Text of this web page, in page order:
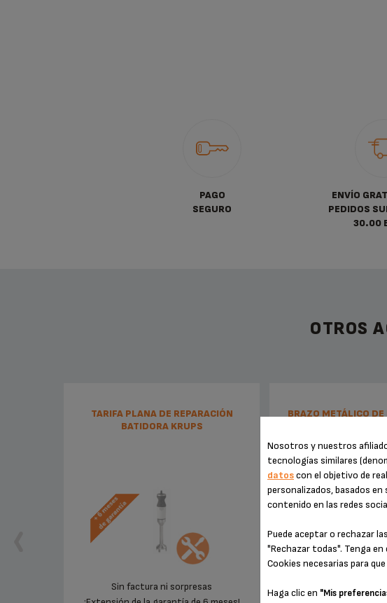
PAGO
SEGURO
ENVÍO
PEDIDOS
30.00
OTROS
TARIFA PLANA DE REPARACIÓN
BATIDORA KRUPS
Sin factura ni sorpresas
BRAZO METÁLICO
Ideal para preparar
Nosotros y nuestros
tecnologías similares
datoscon el objetivo de
personalizados, basados
contenido en las redes
Puede aceptar o rechazar
"Rechazar todas". Tenga
Cookies necesarias para
Haga clic en "Mis